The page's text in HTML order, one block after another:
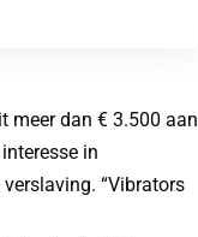
meer dan € 3.500 aan
in
“Vibrators